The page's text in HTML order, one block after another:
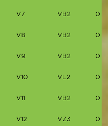
V7 VB2
V8 VB2
V9 VB2
V10 VL2
V11 VB2
V12 VZ3